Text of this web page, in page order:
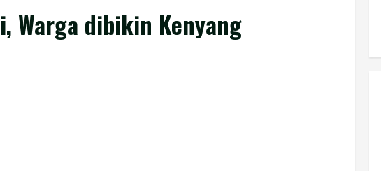
Warga dibikin Kenyang